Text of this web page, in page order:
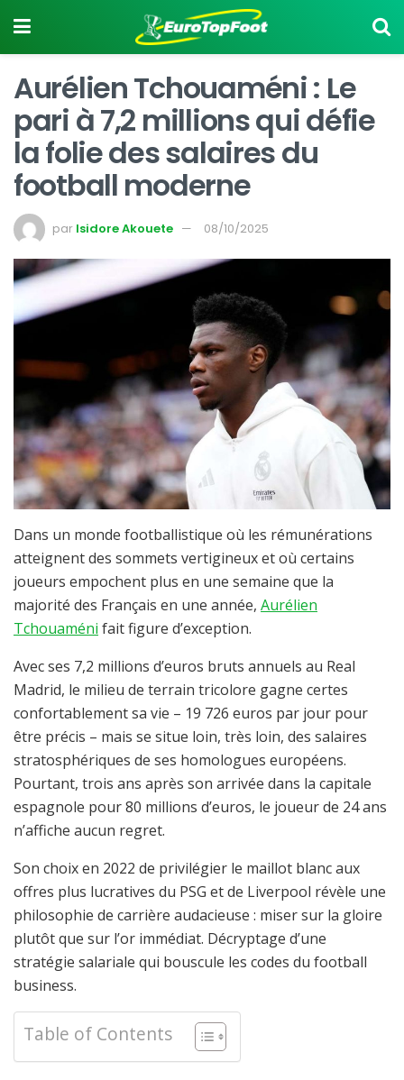
Aurélien Tchouaméni : Le
pari à 7,2 millions qui défie
la folie des salaires du
football moderne
par Isidore Akouete 08/10/2025
Dans un monde footballistique où les rémunérations
atteignent des sommets vertigineux et où certains
joueurs empochent plus en une semaine que la
majorité des Français en une année, Aurélien
Tchouaméni fait figure d’exception.
Avec ses 7,2 millions d’euros bruts annuels au Real
Madrid, le milieu de terrain tricolore gagne certes
confortablement sa vie – 19 726 euros par jour pour
être précis – mais se situe loin, très loin, des salaires
stratosphériques de ses homologues européens.
Pourtant, trois ans après son arrivée dans la capitale
espagnole pour 80 millions d’euros, le joueur de 24 ans
n’affiche aucun regret.
Son choix en 2022 de privilégier le maillot blanc aux
offres plus lucratives du PSG et de Liverpool révèle une
philosophie de carrière audacieuse : miser sur la gloire
plutôt que sur l’or immédiat. Décryptage d’une
stratégie salariale qui bouscule les codes du football
business.
Table of Contents